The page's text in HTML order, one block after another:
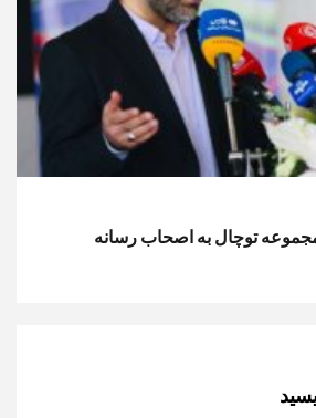
توچال به اصحاب رسانه